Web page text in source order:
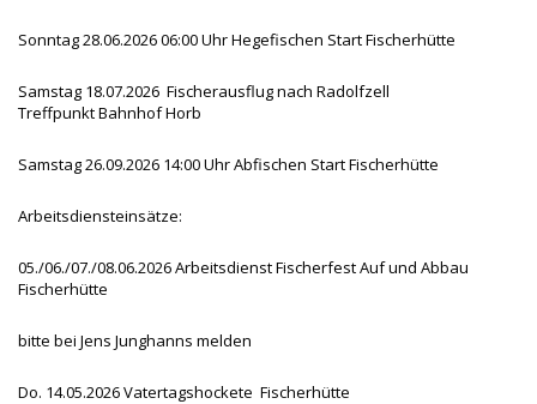
Sonntag 28.06.2026 06:00 Uhr Hegefischen Start Fischerhütte
Samstag 18.07.2026 Fischerausflug nach Radolfzell
Treffpunkt Bahnhof Horb
Samstag 26.09.2026 14:00 Uhr Abfischen Start Fischerhütte
Arbeitsdiensteinsätze:
05./06./07./08.06.2026 Arbeitsdienst Fischerfest Auf und Abbau
Fischerhütte
bitte bei Jens Junghanns melden
Do. 14.05.2026 Vatertagshockete Fischerhütte